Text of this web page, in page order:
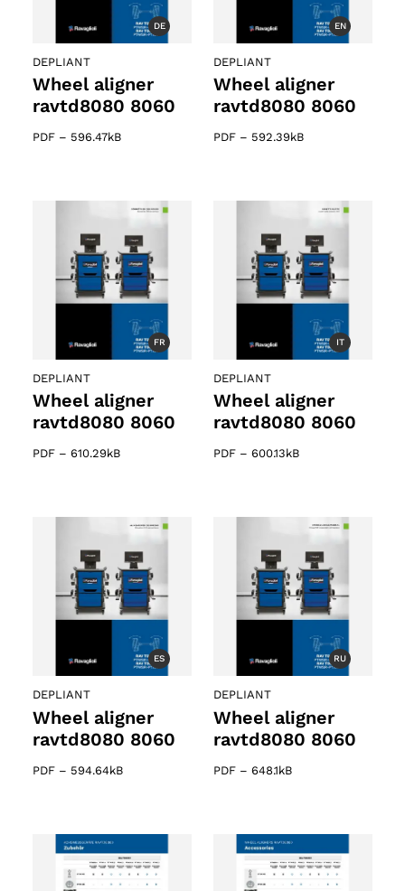
DE
DEPLIANT
Wheel aligner
ravtd8080 8060
PDF – 596.47kB
EN
DEPLIANT
Wheel aligner
ravtd8080 8060
PDF – 592.39kB
FR
DEPLIANT
Wheel aligner
ravtd8080 8060
PDF – 610.29kB
IT
DEPLIANT
Wheel aligner
ravtd8080 8060
PDF – 600.13kB
ES
DEPLIANT
Wheel aligner
ravtd8080 8060
PDF – 594.64kB
RU
DEPLIANT
Wheel aligner
ravtd8080 8060
PDF – 648.1kB